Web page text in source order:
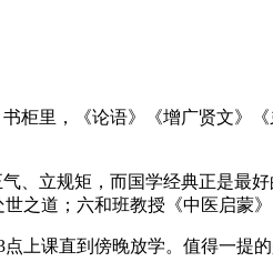
柜里，《论语》《增广贤文》
、立规矩，而国学经典正是最
之道；六和班教授《中医启蒙
上课直到傍晚放学。值得一提